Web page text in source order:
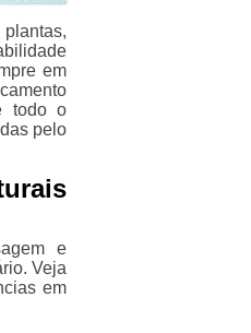
em
todo o
pelo
e
Veja
em